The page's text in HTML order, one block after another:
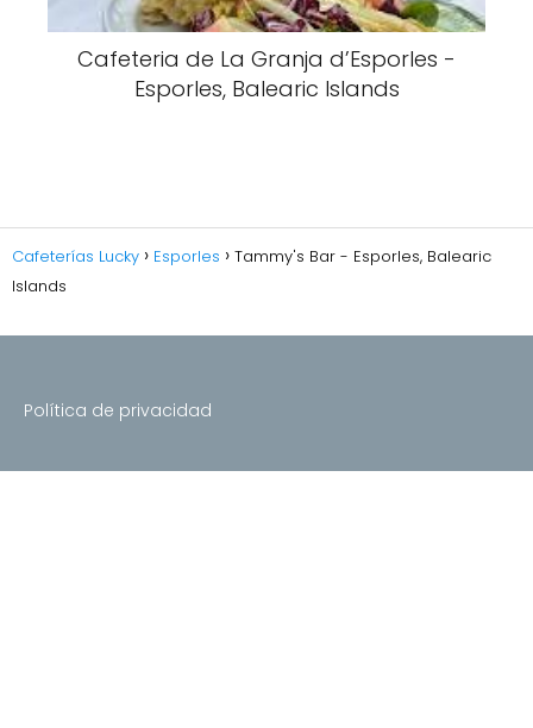
Cafeteria de La Granja d’Esporles -
Esporles, Balearic Islands
Cafeterías Lucky Esporles
Tammy's Bar - Esporles, Balearic
Islands
Política de privacidad